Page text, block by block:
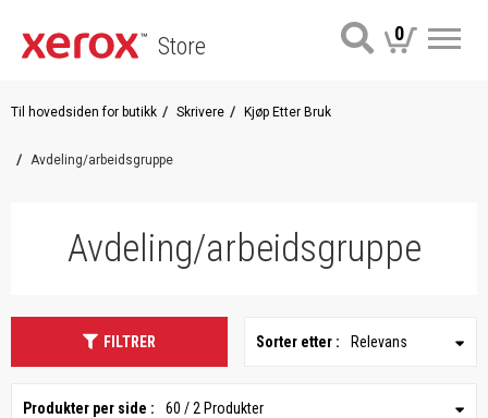
Store 0
Til hovedsiden for butikk Skrivere Kjøp Etter Bruk
Avdeling/arbeidsgruppe
Avdeling/arbeidsgruppe
FILTRER Sorter etter : Relevans
Produkter per side : 60 / 2 Produkter